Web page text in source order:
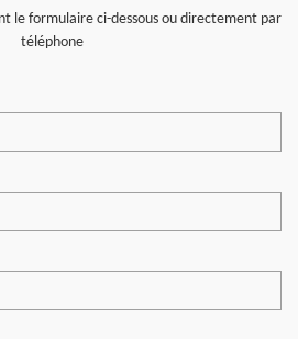
le formulaire ci-dessous ou directement par
téléphone